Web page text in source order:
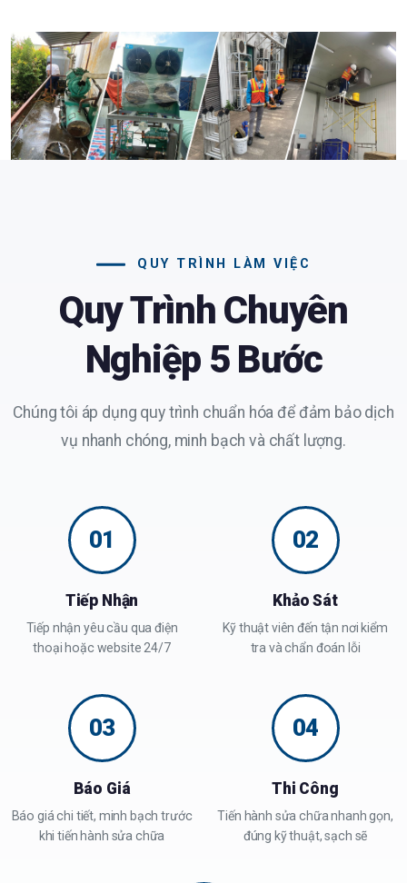
QUY TRÌNH LÀM VIỆC
Quy Trình Chuyên
Nghiệp 5 Bước
Chúng tôi áp dụng quy trình chuẩn hóa để đảm bảo dịch
vụ nhanh chóng, minh bạch và chất lượng.
01
Tiếp Nhận
Tiếp nhận yêu cầu qua điện
thoại hoặc website 24/7
02
Khảo Sát
Kỹ thuật viên đến tận nơi kiểm
tra và chẩn đoán lỗi
03
Báo Giá
Báo giá chi tiết, minh bạch trước
khi tiến hành sửa chữa
04
Thi Công
Tiến hành sửa chữa nhanh gọn,
đúng kỹ thuật, sạch sẽ